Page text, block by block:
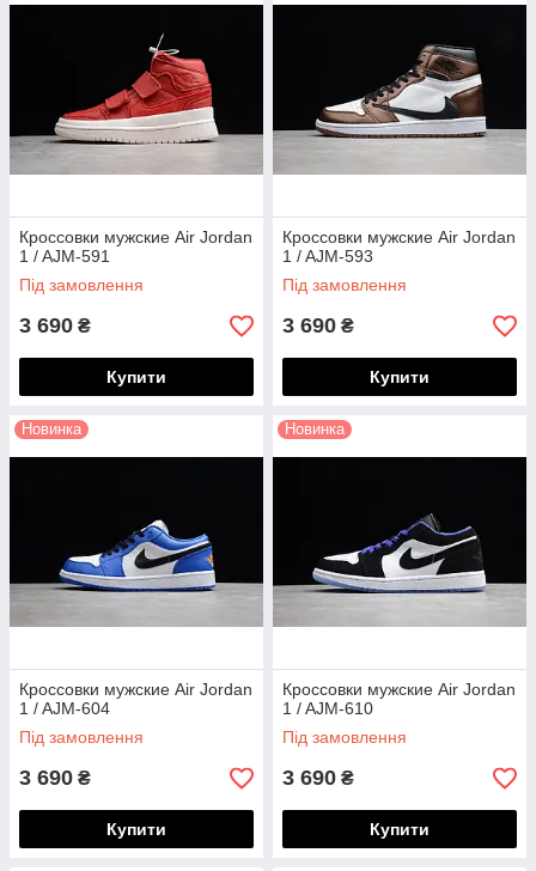
Кроссовки мужские Air Jordan
1 / AJM-591
Під замовлення
3 690 ₴
Купити
Кроссовки мужские Air Jordan
1 / AJM-593
Під замовлення
3 690 ₴
Купити
Новинка
Кроссовки мужские Air Jordan
1 / AJM-604
Під замовлення
3 690 ₴
Купити
Новинка
Кроссовки мужские Air Jordan
1 / AJM-610
Під замовлення
3 690 ₴
Купити